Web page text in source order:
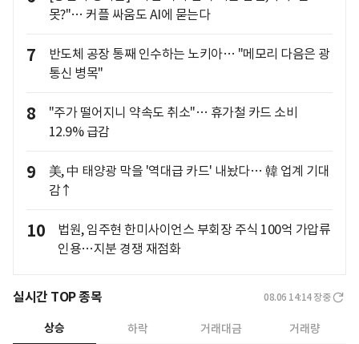
못?"… 커플 싸움도 AI에 묻는다
7
반도체 공장 통째 인수하는 노키아… "메모리 다음은 광
통신 병목"
8
"주가 떨어지니 약속도 취소"… 휴가철 카드 소비
12.9% 급감
9
美, 中 태양광 막을 '역대급 카드' 내놨다… 韓 업계 기대
감↑
10
법원, 임주현 한미사이언스 부회장 주식 100억 가압류
인용…지분 경쟁 재점화
실시간 TOP 종목 08.06 14:14 장중
상승 하락 거래대금 거래량